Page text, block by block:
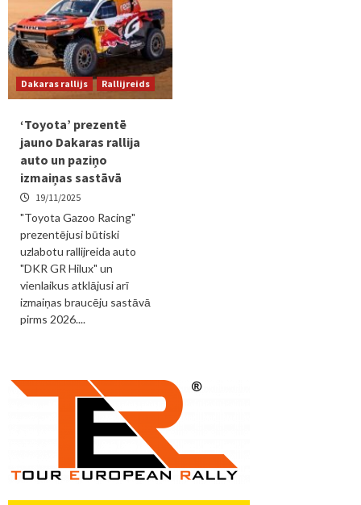
Dakaras rallijs Rallijreids
‘Toyota’ prezentē
jauno Dakaras rallija
auto un paziņo
izmaiņas sastāvā
19/11/2025
"Toyota Gazoo Racing"
prezentējusi būtiski
uzlabotu rallijreida auto
"DKR GR Hilux" un
vienlaikus atklājusi arī
izmaiņas braucēju sastāvā
pirms 2026....